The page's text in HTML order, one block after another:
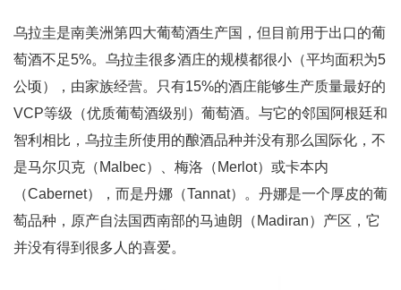
乌拉圭是南美洲第四大葡萄酒生产国，但目前用于出口的葡
萄酒不足5%。乌拉圭很多酒庄的规模都很小（平均面积为5
公顷），由家族经营。只有15%的酒庄能够生产质量最好的
VCP等级（优质葡萄酒级别）葡萄酒。与它的邻国阿根廷和
智利相比，乌拉圭所使用的酿酒品种并没有那么国际化，不
是马尔贝克（Malbec）、梅洛（Merlot）或卡本内
（Cabernet），而是丹娜（Tannat）。丹娜是一个厚皮的葡
萄品种，原产自法国西南部的马迪朗（Madiran）产区，它
并没有得到很多人的喜爱。